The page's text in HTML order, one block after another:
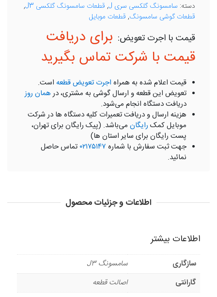
دسته: سامسونگ گلکسی سری J , قطعات سامسونگ گلکسی J3
,
قطعات گوشی سامسونگ, قطعات موبایل
برای دریافت
قیمت با شرکت تماس بگیرید
قیمت اعلام شده به همراه اجرت تعویض قطعه است.
تعویض این قطعه و ارسال گوشی به مشتری، درهمان روز
دریافت دستگاه انجام می‌شود.
هزینه ارسال و دریافت تعمیرات کلیه دستگاه ها در شرکت
موبایل کمک رایگان می‌باشد. (پیک رایگان برای تهران،
پست رایگان برای سایر استان ها)
جهت ثبت سفارش با شماره ۰۲۱۷۵۱۴۷ تماس حاصل
نمائید.
اطلاعات و جزئیات محصول
اطلاعات بیشتر
سازگاری
سامسونگ J3
گارانتی
اصالت قطعه